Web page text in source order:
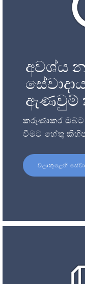
අවශ්ය
ඇණවුම්
කරුණාකර ඔබට
වීමට හේතු
වලාකුළෙහි